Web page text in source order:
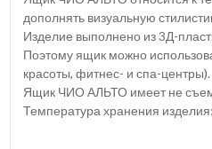
дополнять визуальную
Изделие выполнено из 3Д-
Поэтому ящик можно
красоты, фитнес- и спа-центры).
Ящик ЧИО АЛЬТО имеет не
Температура хранения